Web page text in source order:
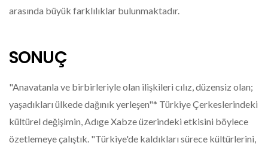
arasında büyük farklılıklar bulunmaktadır.
SONUÇ
"Anavatanla ve birbirleriyle olan ilişkileri cılız, düzensiz olan;
yaşadıkları ülkede dağınık yerleşen"* Türkiye Çerkeslerindeki
kültürel değişimin, Adıge Xabze üzerindeki etkisini böylece
özetlemeye çalıştık. "Türkiye'de kaldıkları sürece kültürlerini,